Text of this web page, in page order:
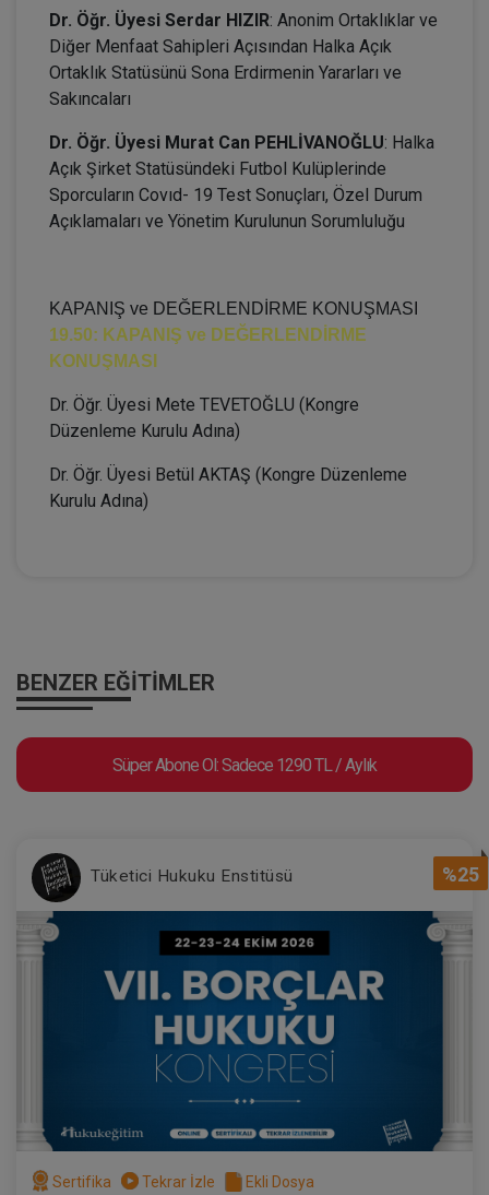
Dr. Öğr. Üyesi Serdar HIZIR: Anonim Ortaklıklar ve
Diğer Menfaat Sahipleri Açısından Halka Açık
Ortaklık Statüsünü Sona Erdirmenin Yararları ve
Sakıncaları
Dr. Öğr. Üyesi Murat Can PEHLİVANOĞLU: Halka
Açık Şirket Statüsündeki Futbol Kulüplerinde
Sporcuların Covıd- 19 Test Sonuçları, Özel Durum
Açıklamaları ve Yönetim Kurulunun Sorumluluğu
KAPANIŞ ve DEĞERLENDİRME KONUŞMASI
19.50: KAPANIŞ ve DEĞERLENDİRME
KONUŞMASI
Dr. Öğr. Üyesi Mete TEVETOĞLU (Kongre
Düzenleme Kurulu Adına)
Dr. Öğr. Üyesi Betül AKTAŞ (Kongre Düzenleme
Kurulu Adına)
BENZER EĞITIMLER
Süper Abone Ol: Sadece 1290 TL / Aylık
%25
Tüketici Hukuku Enstitüsü
Sertifika Tekrar İzle Ekli Dosya